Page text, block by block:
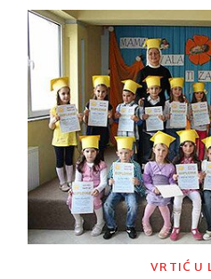
VRTIĆ U